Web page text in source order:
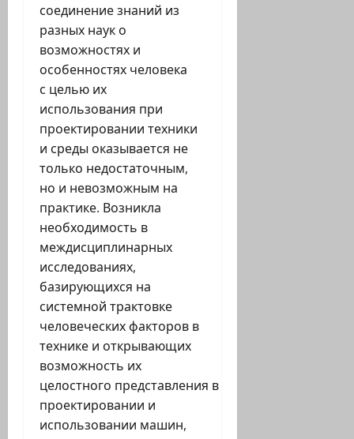
соединение знаний из
разных наук о
возможностях и
особенностях человека
с целью их
использования при
проектировании техники
и среды оказывается не
только недостаточным,
но и невозможным на
практике. Возникла
необходимость в
междисциплинарных
исследованиях,
базирующихся на
системной трактовке
человеческих факторов в
технике и открывающих
возможность их
целостного представления в
проектировании и
использовании машин,